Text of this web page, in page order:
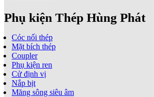
Phụ kiện Thép Hùng Phát
Cóc nối thép
Mặt bích thép
Coupler
Phụ kiện ren
Cử định vị
Nắp bịt
Măng sông siêu âm